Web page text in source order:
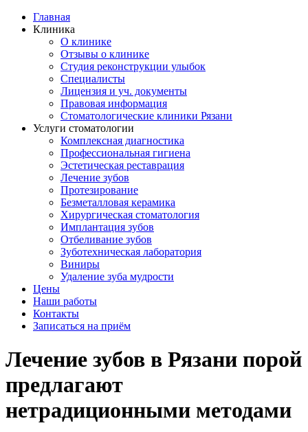
Главная
Клиника
О клинике
Отзывы о клинике
Студия реконструкции улыбок
Специалисты
Лицензия и уч. документы
Правовая информация
Стоматологические клиники Рязани
Услуги стоматологии
Комплексная диагностика
Профессиональная гигиена
Эстетическая реставрация
Лечение зубов
Протезирование
Безметалловая керамика
Хирургическая стоматология
Имплантация зубов
Отбеливание зубов
Зуботехническая лаборатория
Виниры
Удаление зуба мудрости
Цены
Наши работы
Контакты
Записаться на приём
Лечение зубов в Рязани порой
предлагают
нетрадиционными методами